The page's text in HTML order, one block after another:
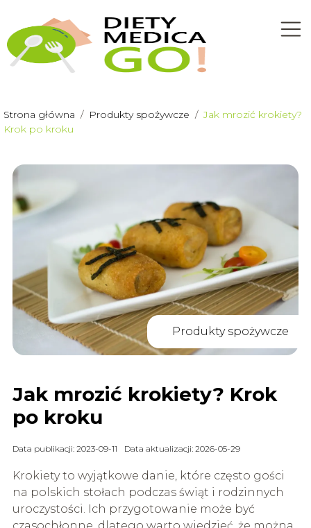
Strona główna / Produkty spożywcze /Jak mrozić krokiety?
Krok po kroku
Produkty spożywcze
Jak mrozić krokiety? Krok
po kroku
Data publikacji: 2023-09-11 Data aktualizacji: 2026-05-29
Krokiety to wyjątkowe danie, które często gości
na polskich stołach podczas świąt i rodzinnych
uroczystości. Ich przygotowanie może być
czasochłonne, dlatego warto wiedzieć, że można